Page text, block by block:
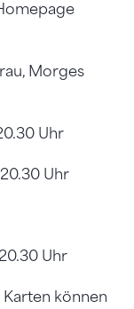
Morges
Uhr
Uhr
Uhr
können